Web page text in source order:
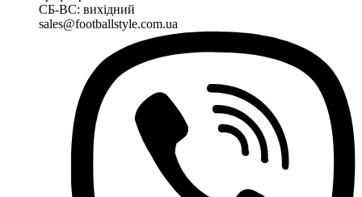
СБ-ВС: вихідний
sales@footballstyle.com.ua